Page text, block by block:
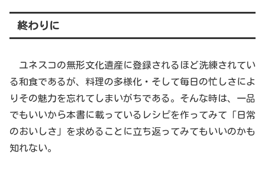
終わりに
ユネスコの無形文化遺産に登録されるほど洗練されてい
る和食であるが、料理の多様化・そして毎日の忙しさによ
りその魅力を忘れてしまいがちである。そんな時は、一品
でもいいから本書に載っているレシピを作ってみて「日常
のおいしさ」を求めることに立ち返ってみてもいいのかも
知れない。